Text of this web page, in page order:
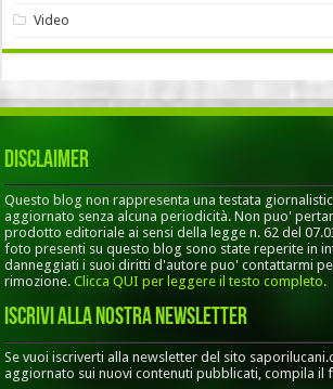
Video
Disclaimer
Questo blog non rappresenta una testata
aggiornato senza alcuna periodicità. Non puo'
prodotto editoriale ai sensi della legge n. 62 del
foto presenti su questo blog sono state reperite in
danneggiati i suoi diritti d'autore puo' contattarmi
rimozione.Clicca QUI per leggere il testo completo.
Iscrivi alla nostra Newsletter
Se vuoi iscriverti alla newsletter del sito
aggiornato sui nuovi contenuti pubblicati, compila il